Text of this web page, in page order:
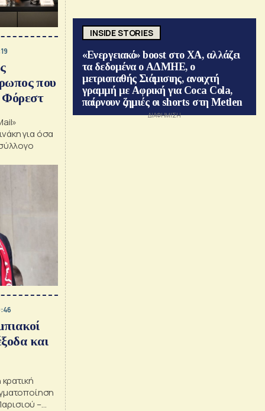
που
Φόρεστ
για όσα
και
–
INSIDE STORIES
«Ενεργειακό» boost στο ΧΑ, αλλάζει
τα δεδομένα ο ΑΔΜΗΕ, ο
μετριοπαθής Σιάμισιης, ανοιχτή
γραμμή με Αφρική για Coca Cola,
παίρνουν ζημιές οι shorts στη Metlen